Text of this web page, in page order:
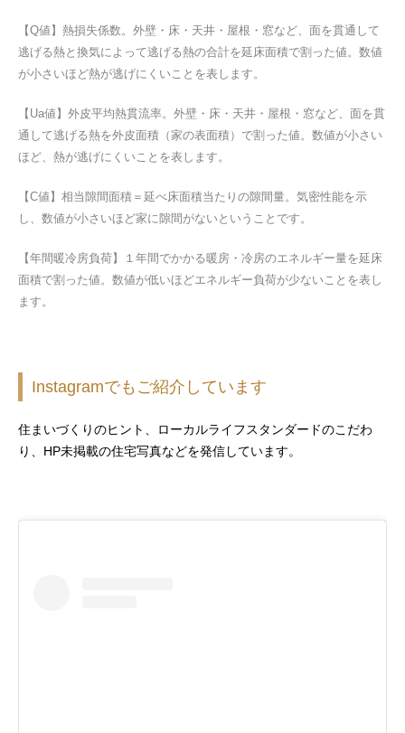
【Q値】熱損失係数。外壁・床・天井・屋根・窓など、面を貫通して
逃げる熱と換気によって逃げる熱の合計を延床面積で割った値。数値
が小さいほど熱が逃げにくいことを表します。
【Ua値】外皮平均熱貫流率。外壁・床・天井・屋根・窓など、面を貫
通して逃げる熱を外皮面積（家の表面積）で割った値。数値が小さい
ほど、熱が逃げにくいことを表します。
【C値】相当隙間面積＝延べ床面積当たりの隙間量。気密性能を示
し、数値が小さいほど家に隙間がないということです。
【年間暖冷房負荷】１年間でかかる暖房・冷房のエネルギー量を延床
面積で割った値。数値が低いほどエネルギー負荷が少ないことを表し
ます。
Instagramでもご紹介しています
住まいづくりのヒント、ローカルライフスタンダードのこだわ
り、HP未掲載の住宅写真などを発信しています。